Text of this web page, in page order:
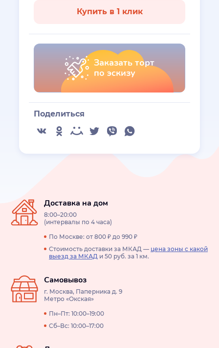
Купить в 1 клик
Заказать торт
по эскизу
Поделиться
Доставка на дом
8:00–20:00
(интервалы по 4 часа)
По Москве: от 800 ₽ до 990 ₽
Стоимость доставки за МКАД — цена зоны с какой
выезд за МКАД и 50 руб. за 1 км.
Самовывоз
г. Москва, Паперника д. 9
Метро «Окская»
Пн–Пт: 10:00–19:00
Сб–Вс: 10:00–17:00